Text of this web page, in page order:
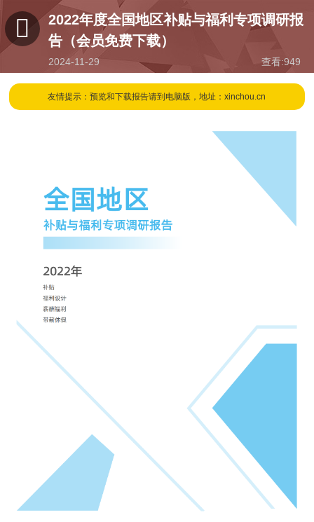
2022年度全国地区补贴与福利专项调研报
告（会员免费下载）
2024-11-29
19:58
查看:949
友情提示：预览和下载报告请到电脑版，地址：xinchou.cn